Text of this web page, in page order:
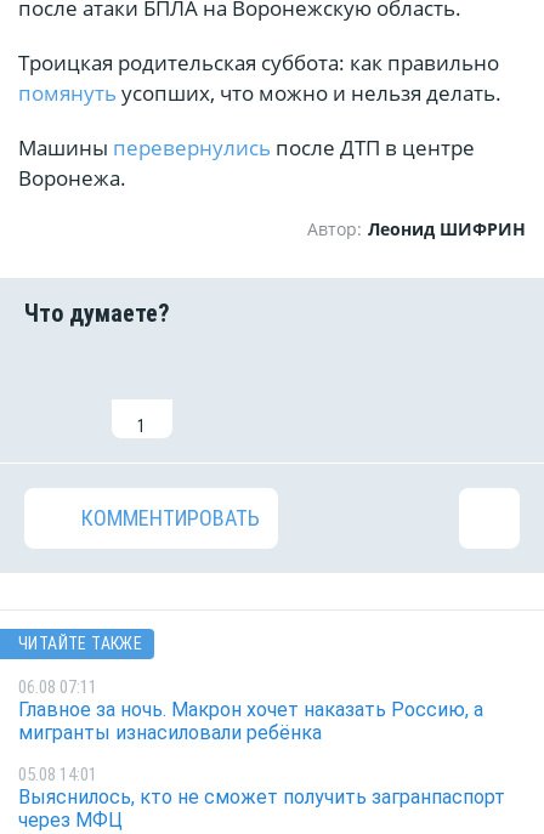
после атаки БПЛА на Воронежскую область.
Троицкая родительская суббота: как правильно
помянуть усопших, что можно и нельзя делать.
Машины перевернулись после ДТП в центре
Воронежа.
Автор: Леонид ШИФРИН
1
КОММЕНТИРОВАТЬ
ЧИТАЙТЕ ТАКЖЕ
06.08 07:11
Главное за ночь. Макрон хочет наказать Россию, а
мигранты изнасиловали ребёнка
05.08 14:01
Выяснилось, кто не сможет получить загранпаспорт
через МФЦ